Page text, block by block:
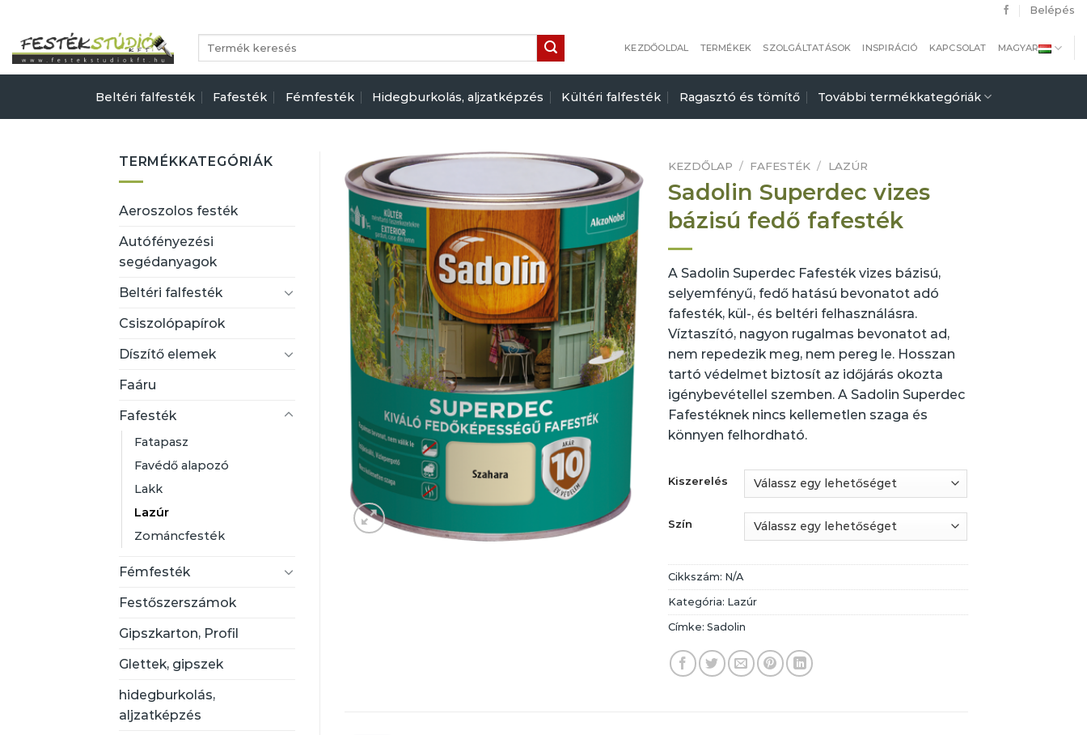
content
Belépés
Keresés
következőre:
KEZDŐOLDAL TERMÉKEK SZOLGÁLTATÁSOK INSPIRÁCIÓ KAPCSOLAT MAGYAR
Beltéri falfesték Fafesték Fémfesték Hidegburkolás, aljzatképzés Kültéri falfesték Ragasztó és tömítő További termékkategóriák
TERMÉKKATEGÓRIÁK
Aeroszolos festék
Autófényezési
segédanyagok
Beltéri falfesték
Csiszolópapírok
Díszítő elemek
Faáru
Fafesték
Fatapasz
Favédő alapozó
Lakk
Lazúr
Zománcfesték
Fémfesték
Festőszerszámok
Gipszkarton, Profil
Glettek, gipszek
hidegburkolás,
aljzatképzés
KEZDŐLAP / FAFESTÉK / LAZÚR
Sadolin Superdec vizes
bázisú fedő fafesték
A Sadolin Superdec Fafesték vizes bázisú,
selyemfényű, fedő hatású bevonatot adó
fafesték, kül-, és beltéri felhasználásra.
Víztaszító, nagyon rugalmas bevonatot ad,
nem repedezik meg, nem pereg le. Hosszan
tartó védelmet biztosít az időjárás okozta
igénybevétellel szemben. A Sadolin Superdec
Fafestéknek nincs kellemetlen szaga és
könnyen felhordható.
Kiszerelés
Szín
Cikkszám: N/A
Kategória: Lazúr
Címke:Sadolin